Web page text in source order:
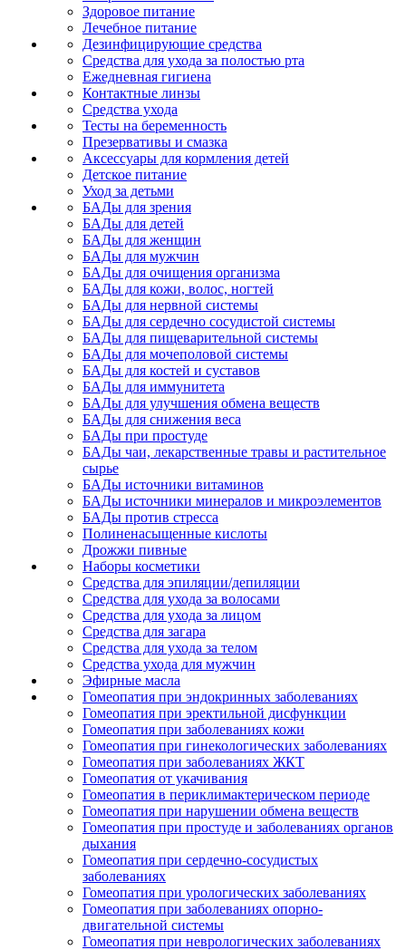
Здоровое питание
Лечебное питание
Дезинфицирующие средства
Средства для ухода за полостью рта
Ежедневная гигиена
Контактные линзы
Средства ухода
Тесты на беременность
Презервативы и смазка
Аксессуары для кормления детей
Детское питание
Уход за детьми
БАДы для зрения
БАДы для детей
БАДы для женщин
БАДы для мужчин
БАДы для очищения организма
БАДы для кожи, волос, ногтей
БАДы для нервной системы
БАДы для сердечно сосудистой системы
БАДы для пищеварительной системы
БАДы для мочеполовой системы
БАДы для костей и суставов
БАДы для иммунитета
БАДы для улучшения обмена веществ
БАДы для снижения веса
БАДы при простуде
БАДы чаи, лекарственные травы и растительное
сырье
БАДы источники витаминов
БАДы источники минералов и микроэлементов
БАДы против стресса
Полиненасыщенные кислоты
Дрожжи пивные
Наборы косметики
Средства для эпиляции/депиляции
Средства для ухода за волосами
Средства для ухода за лицом
Средства для загара
Средства для ухода за телом
Средства ухода для мужчин
Эфирные масла
Гомеопатия при эндокринных заболеваниях
Гомеопатия при эректильной дисфункции
Гомеопатия при заболеваниях кожи
Гомеопатия при гинекологических заболеваниях
Гомеопатия при заболеваниях ЖКТ
Гомеопатия от укачивания
Гомеопатия в периклимактерическом периоде
Гомеопатия при нарушении обмена веществ
Гомеопатия при простуде и заболеваниях органов
дыхания
Гомеопатия при сердечно-сосудистых
заболеваниях
Гомеопатия при урологических заболеваниях
Гомеопатия при заболеваниях опорно-
двигательной системы
Гомеопатия при неврологических заболеваниях